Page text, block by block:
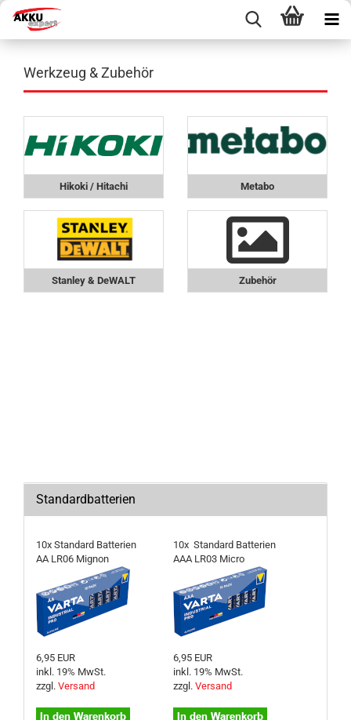
Werkzeug & Zubehör
Hikoki / Hitachi Metabo
Stanley & DeWALT Zubehör
Standardbatterien
10x Standard Batterien
AA LR06 Mignon
6,95 EUR
inkl. 19% MwSt.
zzgl. Versand
10x Standard Batterien
AAA LR03 Micro
6,95 EUR
inkl. 19% MwSt.
zzgl. Versand